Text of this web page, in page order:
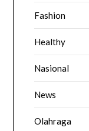
Fashion
Healthy
Nasional
News
Olahraga